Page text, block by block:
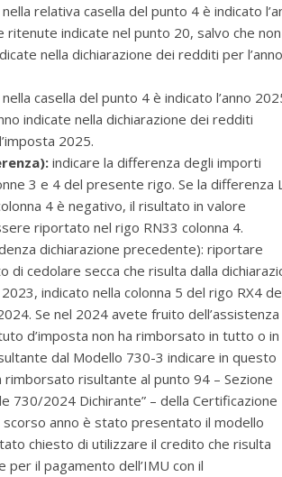
relativa casella del punto 4 è indicato
ritenute indicate nel punto 20, salvo che non
nella dichiarazione dei redditi per l’anno
casella del punto 4 è indicato l’anno
indicate nella dichiarazione dei redditi
2025.
indicare la differenza degli importi
3 e 4 del presente rigo. Se la differenza
4 è negativo, il risultato in valore
riportato nel rigo RN33 colonna 4.
dichiarazione precedente): riportare
di cedolare secca che risulta dalla
indicato nella colonna 5 del rigo RX4
Se nel 2024 avete fruito dell’assistenza
d’imposta non ha rimborsato in tutto o in
dal Modello 730-3 indicare in questo
risultante al punto 94 – Sezione
730/2024 Dichirante” – della Certificazione
scorso anno è stato presentato il modello
chiesto di utilizzare il credito che risulta
per il pagamento dell’IMU con il